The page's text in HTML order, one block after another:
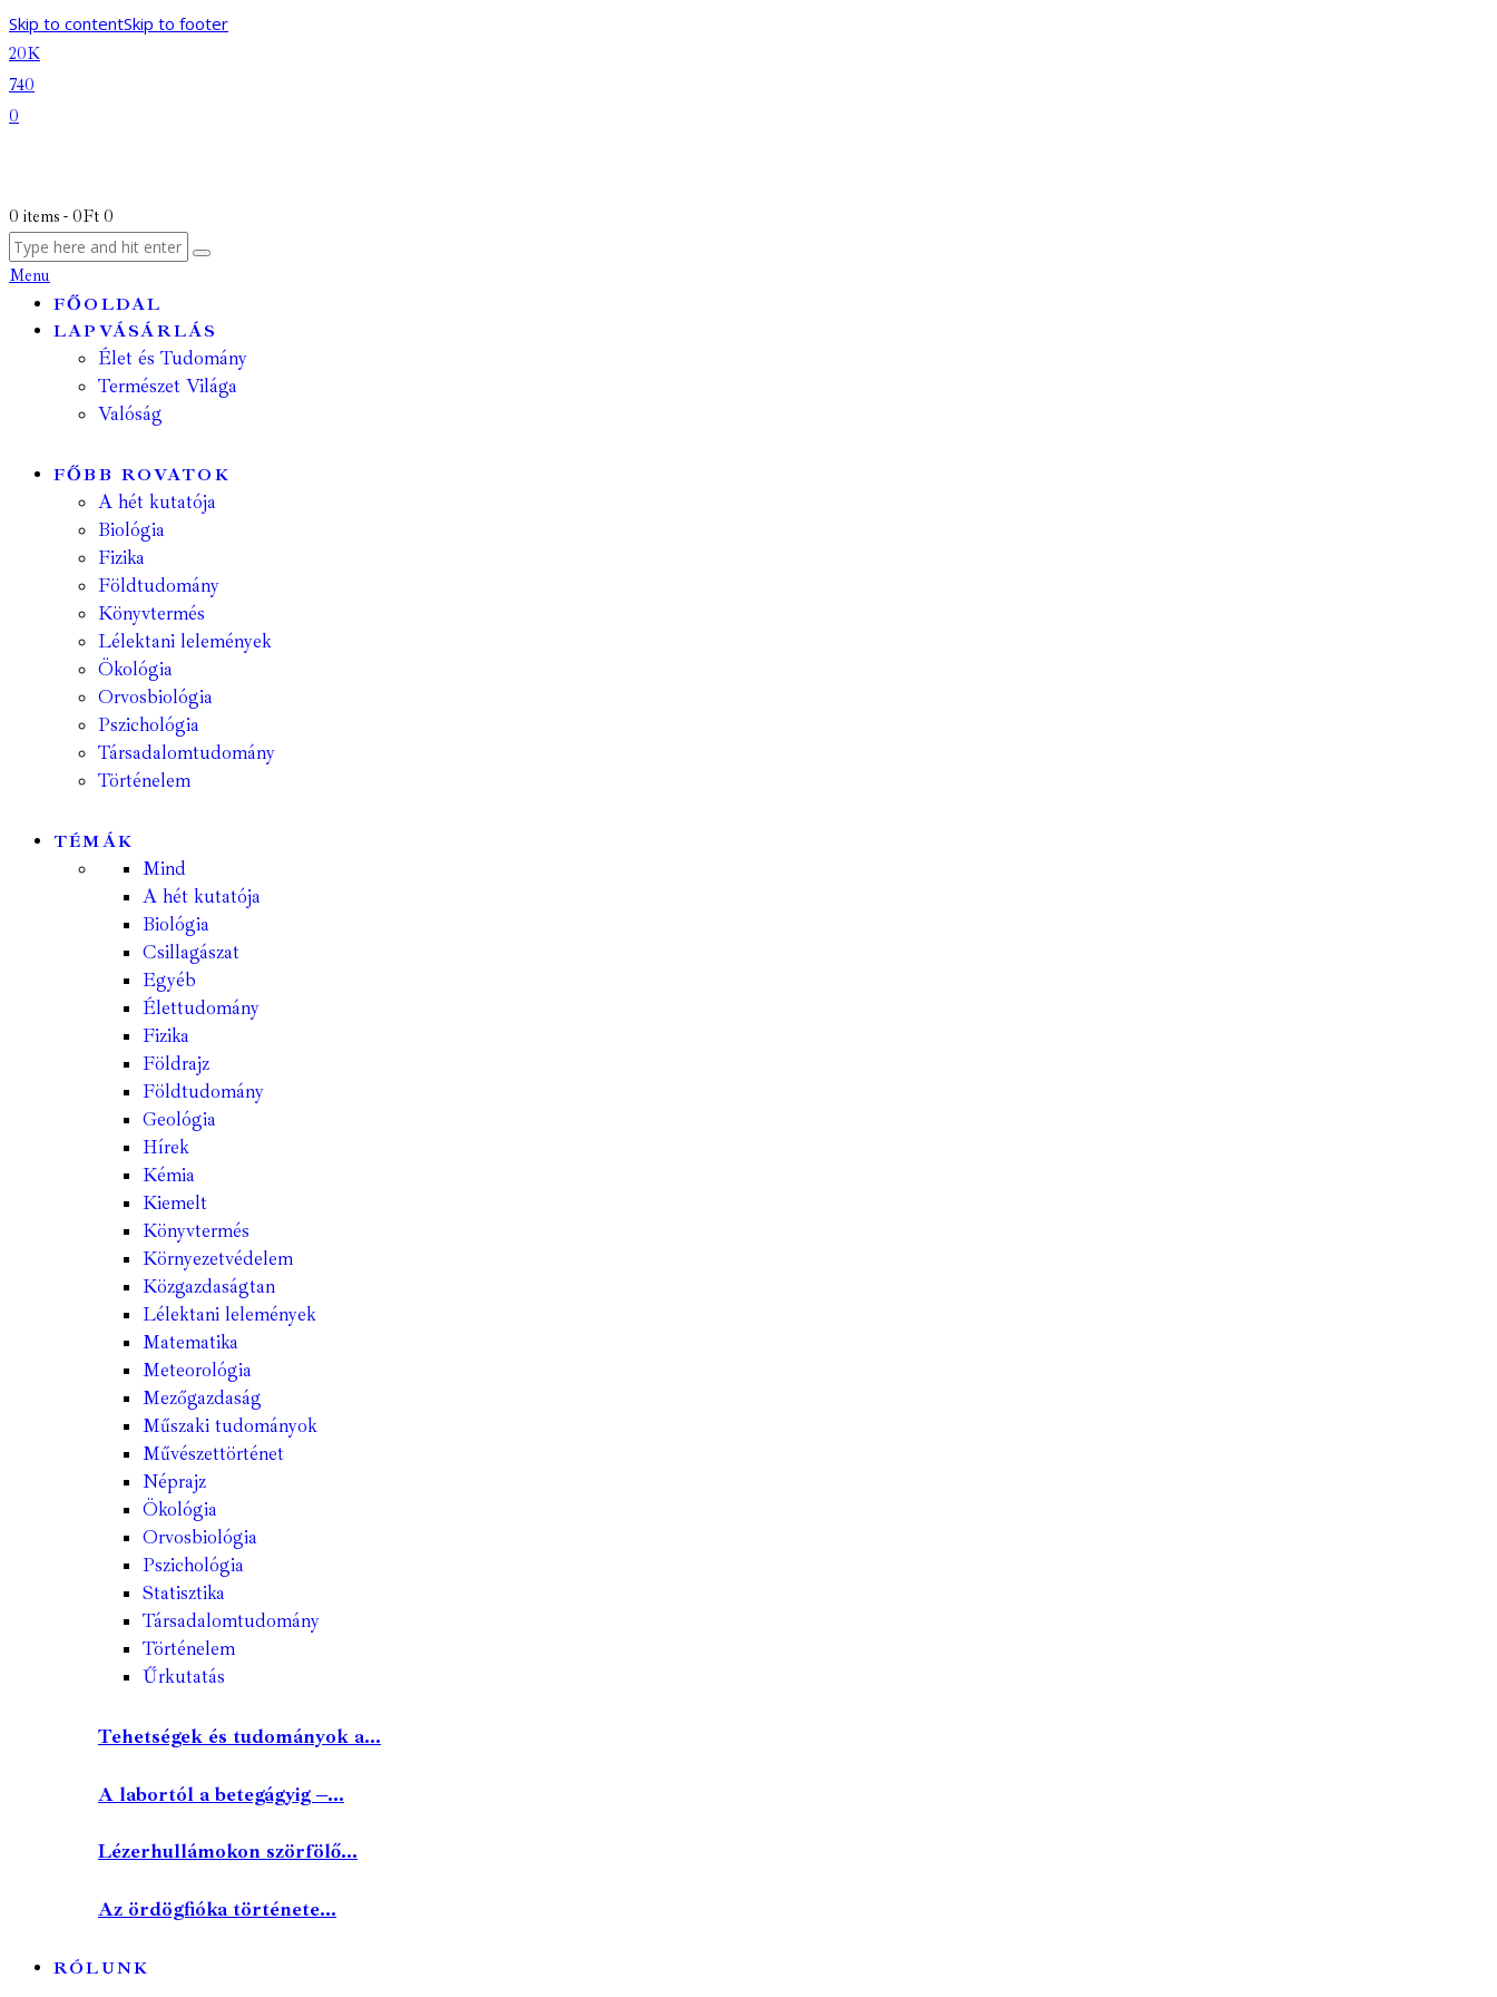
Skip to contentSkip to footer
20K
740
0
0 items - 0Ft 0
Menu
FŐOLDAL
LAPVÁSÁRLÁS
Élet és Tudomány
Természet Világa
Valóság
FŐBB ROVATOK
A hét kutatója
Biológia
Fizika
Földtudomány
Könyvtermés
Lélektani lelemények
Ökológia
Orvosbiológia
Pszichológia
Társadalomtudomány
Történelem
TÉMÁK
Mind
A hét kutatója
Biológia
Csillagászat
Egyéb
Élettudomány
Fizika
Földrajz
Földtudomány
Geológia
Hírek
Kémia
Kiemelt
Könyvtermés
Környezetvédelem
Közgazdaságtan
Lélektani lelemények
Matematika
Meteorológia
Mezőgazdaság
Műszaki tudományok
Művészettörténet
Néprajz
Ökológia
Orvosbiológia
Pszichológia
Statisztika
Társadalomtudomány
Történelem
Űrkutatás
Tehetségek és tudományok a...
A labortól a betegágyig –...
Lézerhullámokon szörfölő...
Az ördögfióka története...
RÓLUNK